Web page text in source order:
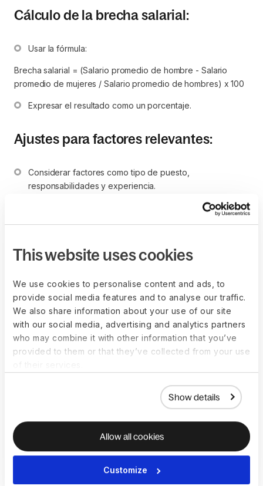
This website uses cookies
We use cookies to personalise content and ads, to
provide social media features and to analyse our traffic.
We also share information about your use of our site
with our social media, advertising and analytics partners
who may combine it with other information that you’ve
provided to them or that they’ve collected from your use
Show details
Allow all cookies
Customize
Cálculo de la brecha salarial:
Usar la fórmula:
Brecha salarial = (Salario promedio de hombre - Salario
promedio de mujeres / Salario promedio de hombres) x 100
Expresar el resultado como un porcentaje.
Ajustes para factores relevantes:
Considerar factores como tipo de puesto,
responsabilidades y experiencia.
departamentos y niveles de carrera profesional.
Comparar con datos del mercado laboral para evaluar la
posición relativa de la empresa.
Comunicación y acción:
Comunicar los resultados a los empleados y explicar las
Desarrollar planes de acción, como políticas de equidad